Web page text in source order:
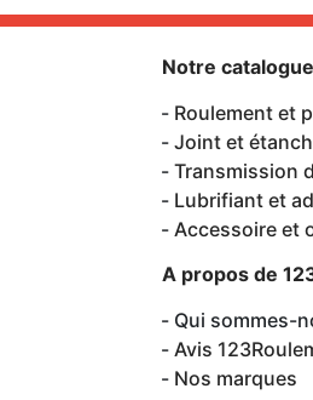
Notre catalogue
Roulement et
Joint et
Transmission
Lubrifiant et
Accessoire et
A propos de
Qui sommes-
Avis
Nos marques